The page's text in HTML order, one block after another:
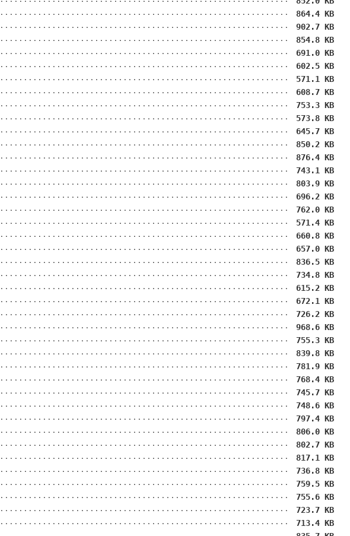
864.4 KB
902.7 KB
854.8 KB
691.0 KB
602.5 KB
571.1 KB
608.7 KB
753.3 KB
573.8 KB
645.7 KB
850.2 KB
876.4 KB
743.1 KB
803.9 KB
696.2 KB
762.0 KB
571.4 KB
660.8 KB
657.0 KB
836.5 KB
734.8 KB
615.2 KB
672.1 KB
726.2 KB
968.6 KB
755.3 KB
839.8 KB
781.9 KB
768.4 KB
745.7 KB
748.6 KB
797.4 KB
806.0 KB
802.7 KB
817.1 KB
736.8 KB
759.5 KB
755.6 KB
723.7 KB
713.4 KB